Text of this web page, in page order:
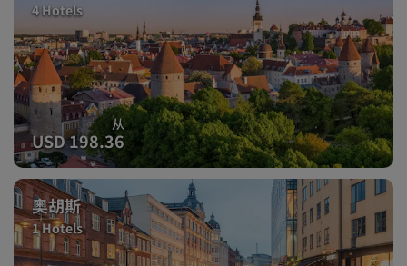
4 Hotels
从
USD 198.36
奥胡斯
1 Hotels